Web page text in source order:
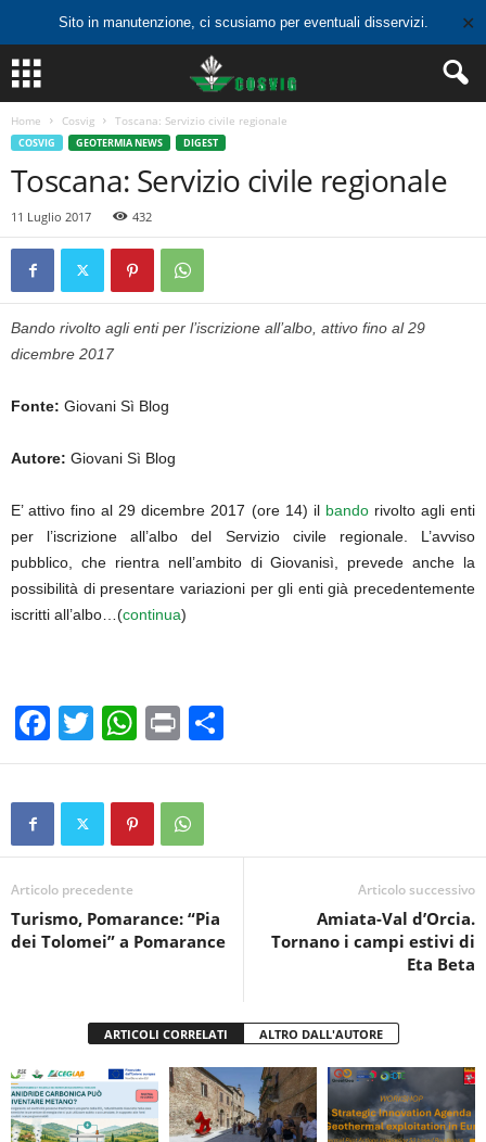
Sito in manutenzione, ci scusiamo per eventuali disservizi. ✕
Home Cosvig Toscana: Servizio civile regionale
COSVIG GEOTERMIA NEWS DIGEST
Toscana: Servizio civile regionale
11 Luglio 2017 432
Bando rivolto agli enti per l’iscrizione all’albo, attivo fino al 29
dicembre 2017
Fonte: Giovani Sì Blog
Autore: Giovani Sì Blog
E’ attivo fino al 29 dicembre 2017 (ore 14) il bandorivolto agli enti
per l’iscrizione all’albo del Servizio civile regionale. L’avviso
pubblico, che rientra nell’ambito di Giovanisì, prevede anche la
possibilità di presentare variazioni per gli enti già precedentemente
iscritti all’albo…(continua)
F
a
c
b
o
o
T
wi
tt
W
h
at
s
A
p
Pr
in
t
o
vi
Articolo precedente
Turismo, Pomarance: “Pia
dei Tolomei” a Pomarance
Articolo successivo
Amiata-Val d’Orcia.
Tornano i campi estivi di
Eta Beta
ARTICOLI CORRELATI ALTRO DALL'AUTORE